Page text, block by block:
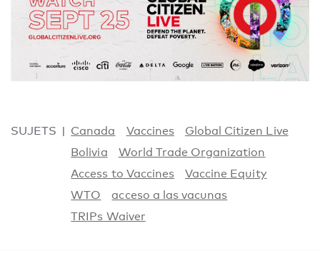
SUJETS Canada Vaccines
Global Citizen Live
Bolivia
World Trade Organization
Access to Vaccines
Vaccine Equity
WTO
acceso a las vacunas
TRIPs Waiver